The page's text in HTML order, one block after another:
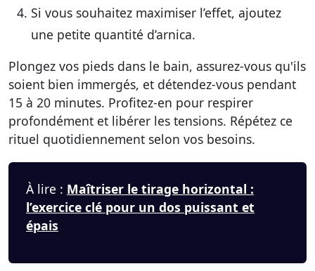
Si vous souhaitez maximiser l’effet, ajoutez
une petite quantité d’arnica.
Plongez vos pieds dans le bain, assurez-vous qu'ils
soient bien immergés, et détendez-vous pendant
15 à 20 minutes. Profitez-en pour respirer
profondément et libérer les tensions. Répétez ce
rituel quotidiennement selon vos besoins.
À lire : Maîtriser le tirage horizontal :
l’exercice clé pour un dos puissant et
épais